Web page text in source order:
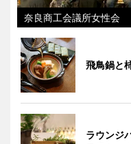
奈良商工会議所女性会
飛鳥鍋と
ラウンジ